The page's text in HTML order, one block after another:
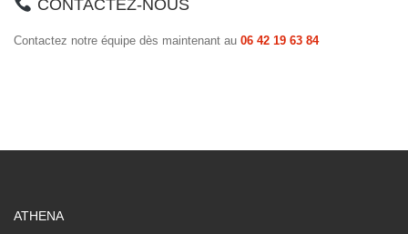
CONTACTEZ-NOUS
Contactez notre équipe dès maintenant au 06 42 19 63 84
ATHENA